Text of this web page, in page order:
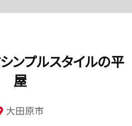
ンプルスタイルの平
屋
大田原市